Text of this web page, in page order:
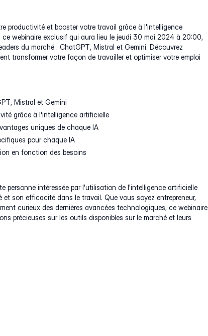
productivité et booster votre travail grâce à l'intelligence
ce webinaire exclusif qui aura lieu le jeudi 30 mai 2024 à 20:00,
du marché : ChatGPT, Mistral et Gemini. Découvrez
transformer votre façon de travailler et optimiser votre emploi
Mistral et Gemini
grâce à l'intelligence artificielle
uniques de chaque IA
pour chaque IA
en fonction des besoins
personne intéressée par l'utilisation de l'intelligence artificielle
et son efficacité dans le travail. Que vous soyez entrepreneur,
curieux des dernières avancées technologiques, ce webinaire
précieuses sur les outils disponibles sur le marché et leurs